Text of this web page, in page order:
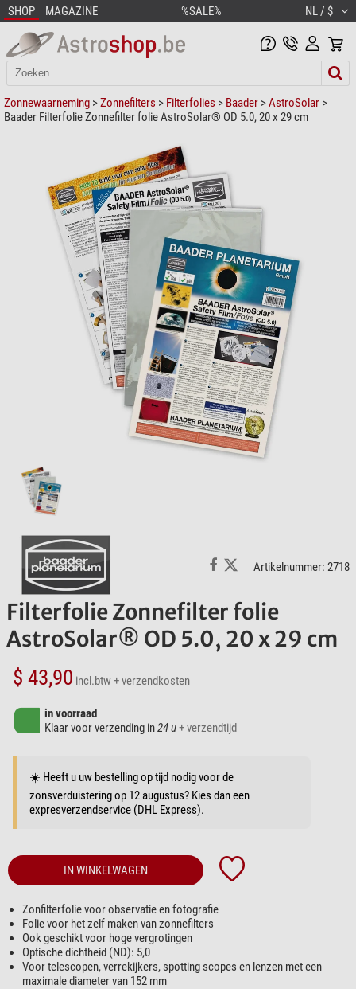
SHOP MAGAZINE %SALE% NL / $
Zonnewaarneming >Zonnefilters > Filterfolies > Baader >AstroSolar >
Baader Filterfolie Zonnefilter folie AstroSolar® OD 5.0, 20 x 29 cm
Artikelnummer: 2718
Filterfolie Zonnefilter folie
AstroSolar® OD 5.0, 20 x 29 cm
$ 43,90 incl.btw+ verzendkosten
in voorraad
Klaar voor verzending in24 u+ verzendtijd
☀️ Heeft u uw bestelling op tijd nodig voor de
zonsverduistering op 12 augustus? Kies dan een
expresverzendservice (DHL Express).
IN WINKELWAGEN
Zonfilterfolie voor observatie en fotografie
Folie voor het zelf maken van zonnefilters
Ook geschikt voor hoge vergrotingen
Optische dichtheid (ND): 5,0
Voor telescopen, verrekijkers, spotting scopes en lenzen met een
maximale diameter van 152 mm